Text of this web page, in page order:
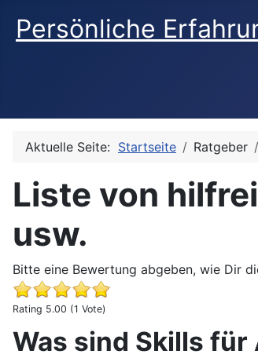
Persönliche
Aktuelle Seite: Startseite Ratgeber
Liste von
usw.
Bitte eine Bewertung abgeben, wie Dir
Rating 5.00 (1 Vote)
Liste von hilfreichen Skills für Amazon
Was sind Skills für